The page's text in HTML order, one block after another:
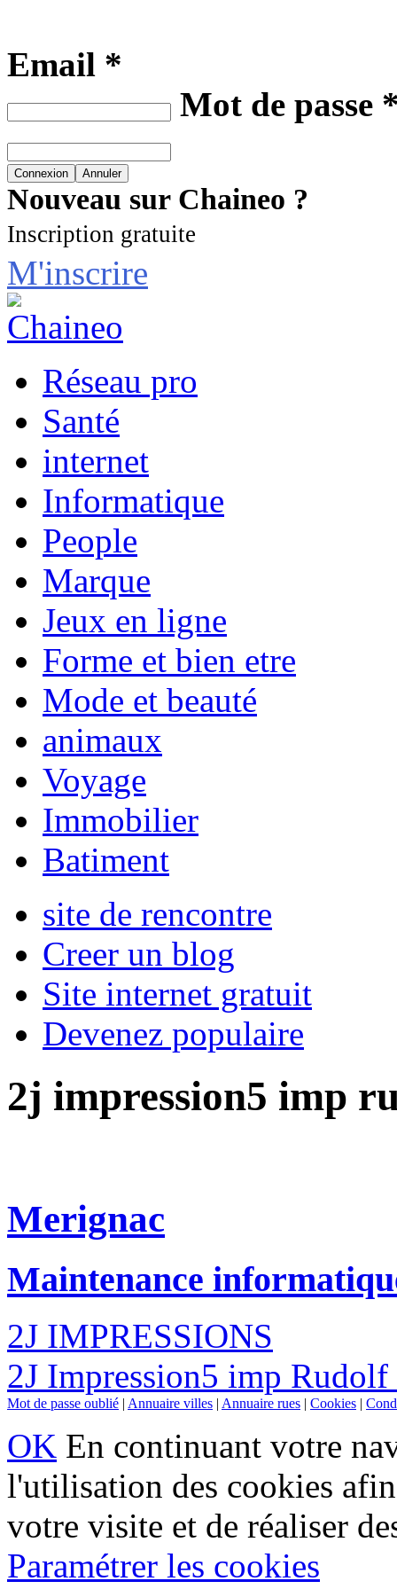
Email *
Mot de passe
Nouveau sur Chaineo ?
Inscription gratuite
M'inscrire
Réseau pro
Santé
internet
Informatique
People
Marque
Jeux en ligne
Forme et bien etre
Mode et beauté
animaux
Voyage
Immobilier
Batiment
site de rencontre
Creer un blog
Site internet gratuit
Devenez populaire
2j impression5 imp
Merignac
Maintenance
2J IMPRESSIONS
2J Impression5 imp
Mot de passe oublié | Annuaire villes | Annuaire rues | Cookies |
OK En continuant votre
l'utilisation des cookies
votre visite et de réaliser
Paramétrer les cookies